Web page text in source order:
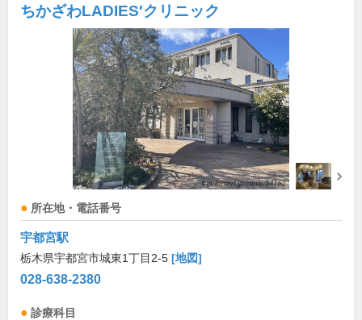
ちかざわLADIES′クリニック
所在地・電話番号
宇都宮駅
栃木県宇都宮市城東1丁目2-5 [地図]
028-638-2380
診療科目